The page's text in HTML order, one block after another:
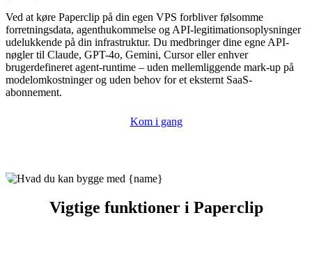
Ved at køre Paperclip på din egen VPS forbliver følsomme
forretningsdata, agenthukommelse og API-legitimationsoplysninger
udelukkende på din infrastruktur. Du medbringer dine egne API-
nøgler til Claude, GPT-4o, Gemini, Cursor eller enhver
brugerdefineret agent-runtime – uden mellemliggende mark-up på
modelomkostninger og uden behov for et eksternt SaaS-
abonnement.
Kom i gang
Vigtige funktioner i Paperclip